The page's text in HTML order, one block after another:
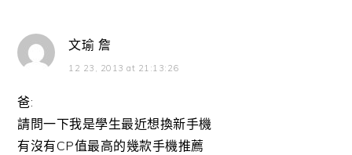
文瑜 詹
12 23, 2013 at 21:13:26
爸:
請問一下我是學生最近想換新手機
有沒有CP值最高的幾款手機推薦